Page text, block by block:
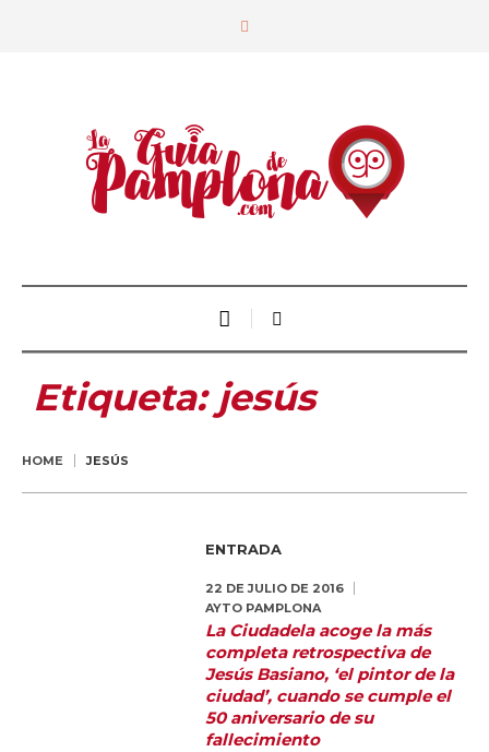
Etiqueta: jesús
HOME JESÚS
ENTRADA
22 DE JULIO DE 2016
AYTO PAMPLONA
La Ciudadela acoge la más
completa retrospectiva de
Jesús Basiano, ‘el pintor de la
ciudad’, cuando se cumple el
50 aniversario de su
fallecimiento